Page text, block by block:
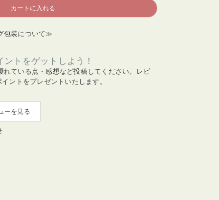
カートに入れる
包装について≫
トをゲットしよう！
れている点・感想など投稿してください。レビ
ントをプレゼントいたします。
ーを見る